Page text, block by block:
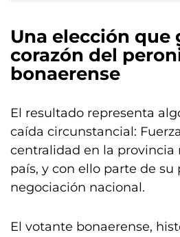
Una elección que
corazón del
bonaerense
El resultado representa
caída circunstancial:
centralidad en la provincia
país, y con ello parte de su
negociación nacional.
El votante bonaerense,